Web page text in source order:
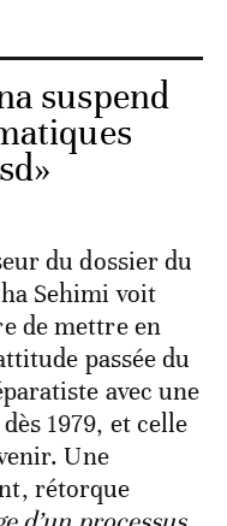
suspend
du dossier du
Sehimi voit
de mettre en
passée du
avec une
1979, et celle
Une
rétorque